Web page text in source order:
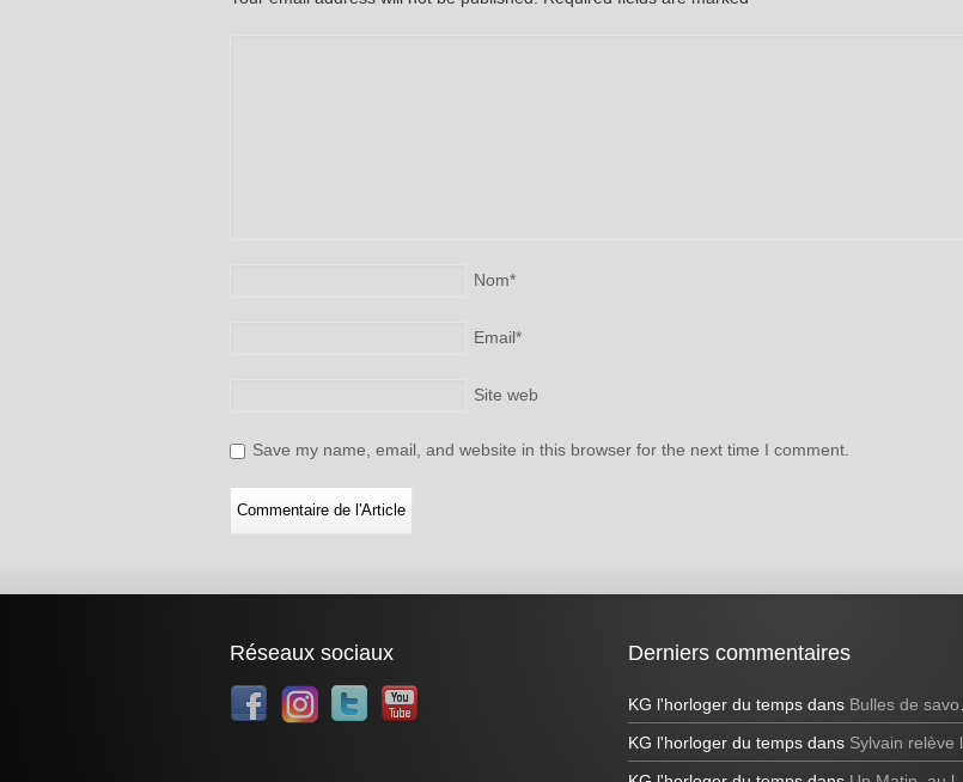
Nom*
Email*
Site web
Save my name, email, and website in this browser for the next time I comment.
Réseaux sociaux Derniers commentaires
KG l'horloger du tempsdans Bulles de savon géantes et bulles bleues
KG l'horloger du tempsdans Sylvain relève le défi de réaliser une bulle de savon carrée à la télévision!